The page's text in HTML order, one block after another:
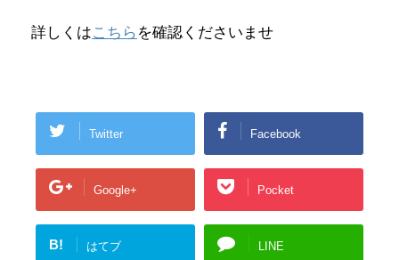
詳しくはこちら を確認くださいませ
Twitter Facebook
Google+ Pocket
B! はてブ LINE